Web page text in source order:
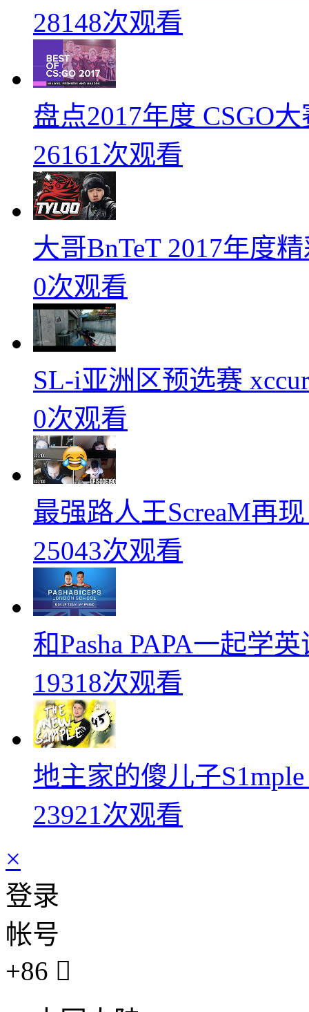
28148次观看
盘点2017年度 CSGO
26161次观看
大哥BnTeT 2017年度
0次观看
SL-i亚洲区预选赛
0次观看
最强路人王ScreaM再
25043次观看
和Pasha PAPA一起学
19318次观看
地主家的傻儿子
23921次观看
×
登录
帐号
+86 